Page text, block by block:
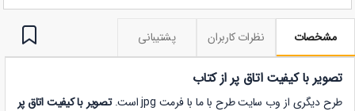
مشخصات نظرات کاربران پشتیبانی
تصویر با کیفیت اتاق پر از کتاب
طرح دیگری از وب سایت طرح با ما با فرمت jpg است.
تصویر با کیفیت اتاق پر